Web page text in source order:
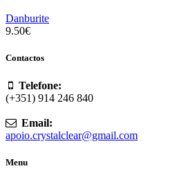
Danburite
9.50€
Contactos
Telefone:
(+351) 914 246 840
Email:
apoio.crystalclear@gmail.com
Menu